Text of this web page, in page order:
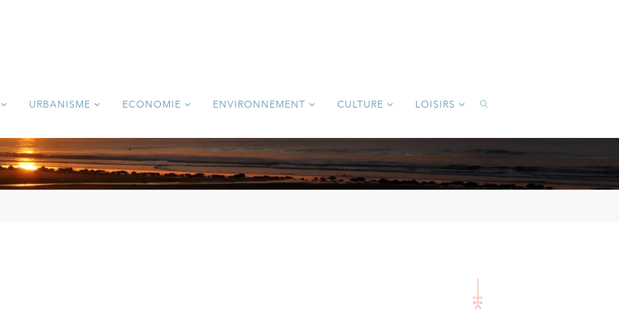
URBANISME ECONOMIE ENVIRONNEMENT CULTURE LOISIRS
SEARCH